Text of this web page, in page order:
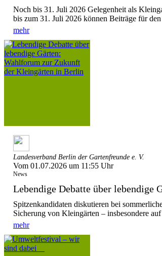
Noch bis 31. Juli 2026 Gelegenheit als
bis zum 31. Juli 2026 können Beiträge für
mehr
Landesverband Berlin der Gartenfreunde e. V.
Vom 01.07.2026 um 11:55 Uhr
News
Lebendige Debatte über lebendige
Spitzenkandidaten diskutieren bei
Sicherung von Kleingärten – insbesondere
mehr